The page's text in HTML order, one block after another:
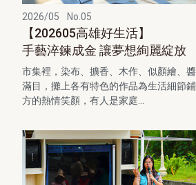
2026/05 No.05
【202605高雄好生活】
手藝淬鍊成金 讓夢想絢麗綻放
市集裡，染布、擴香、木作、似顏繪、
滿目，攤上各有特色的作品為生活細節
方的熱情笑顏，有人是家庭...